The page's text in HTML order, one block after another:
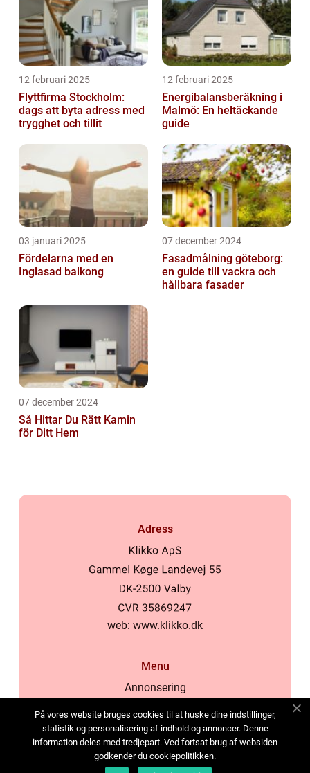
12 februari 2025
Flyttfirma Stockholm:
dags att byta adress med
trygghet och tillit
12 februari 2025
Energibalansberäkning i
Malmö: En heltäckande
guide
03 januari 2025
Fördelarna med en
Inglasad balkong
07 december 2024
Fasadmålning göteborg:
en guide till vackra och
hållbara fasader
07 december 2024
Så Hittar Du Rätt Kamin
för Ditt Hem
Adress
web: www.klikko.dk
Menu
Annonsering
Cookies
Kontakta oss
Sitemap
På vores website bruges cookies til at huske dine indstillinger,
statistik og personalisering af indhold og annoncer. Denne
information deles med tredjepart. Ved fortsat brug af websiden
godkender du cookiepolitikken.